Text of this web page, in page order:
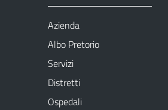
Azienda
Albo Pretorio
Servizi
Distretti
Ospedali